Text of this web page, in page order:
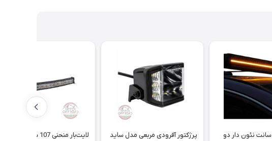
لایت بار 105 سانت نئون دار دو
پرژکتور آفرودی مربعی مدل ساید
لایت‌بار منحنی 107 سانت سه